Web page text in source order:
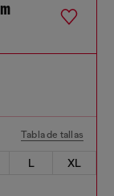
Tabla de tallas
L
XL